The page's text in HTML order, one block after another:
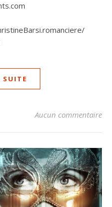
SUITE
Aucun commentaire